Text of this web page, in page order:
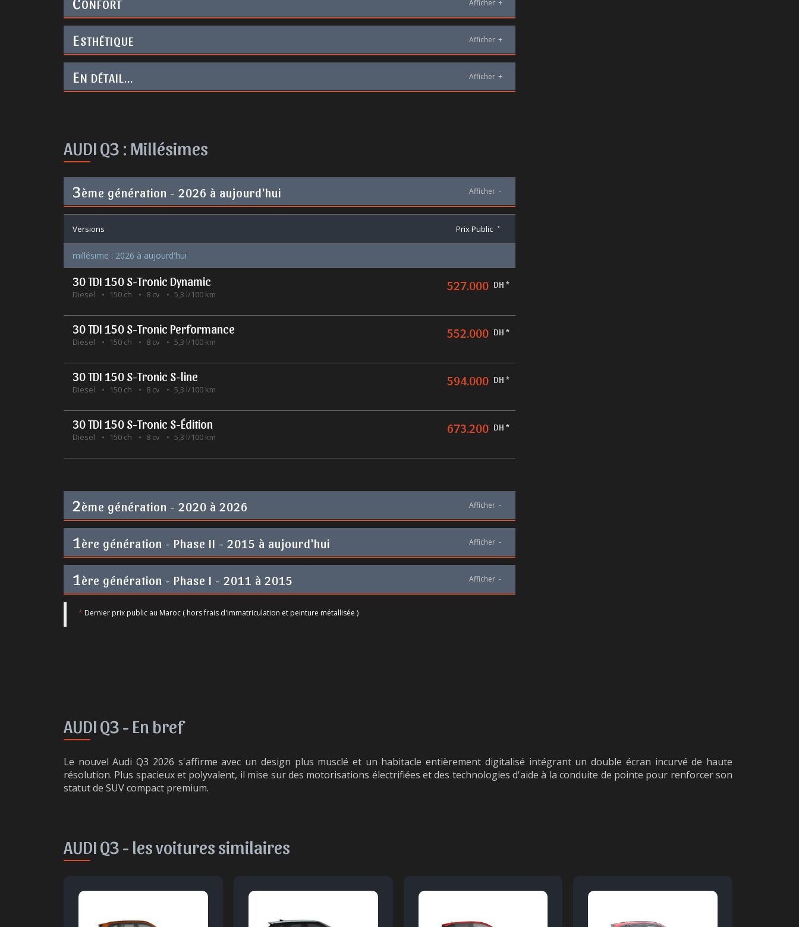
ONFORT Afficher +
ESTHÉTIQUE Afficher +
EN DÉTAIL... Afficher +
AUDI Q3 : Millésimes
3ème génération - 2026 à aujourd'hui Afficher -
Versions Prix Public *
millésime : 2026 à aujourd'hui
30 TDI 150 S-Tronic Dynamic
Diesel 150 ch 8 cv 5,3 l/100 km
527.000 DH *
30 TDI 150 S-Tronic Performance
Diesel 150 ch 8 cv 5,3 l/100 km
552.000 DH *
30 TDI 150 S-Tronic S-line
Diesel 150 ch 8 cv 5,3 l/100 km
594.000 DH *
30 TDI 150 S-Tronic S-Édition
Diesel 150 ch 8 cv 5,3 l/100 km
673.200 DH *
2ème génération - 2020 à 2026 Afficher -
1 ère génération - Phase II - 2015 à aujourd'hui Afficher -
1 ère génération - Phase I - 2011 à 2015 Afficher -
* Dernier prix public au Maroc ( hors frais d'immatriculation et peinture métallisée )
AUDI Q3 - En bref
Le nouvel Audi Q3 2026 s'affirme avec un design plus musclé et un habitacle entièrement digitalisé intégrant un double écran incurvé de haute
résolution. Plus spacieux et polyvalent, il mise sur des motorisations électrifiées et des technologies d'aide à la conduite de pointe pour renforcer son
statut de SUV compact premium.
AUDI Q3 - les voitures similaires